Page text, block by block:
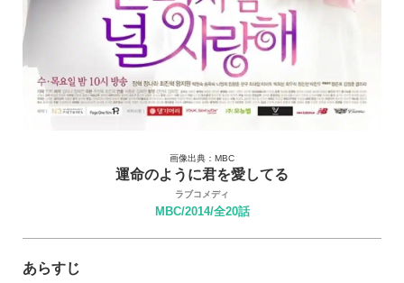
画像出典：MBC
運命のように君を愛してる
ラブコメディ
MBC/2014/全20話
あらすじ